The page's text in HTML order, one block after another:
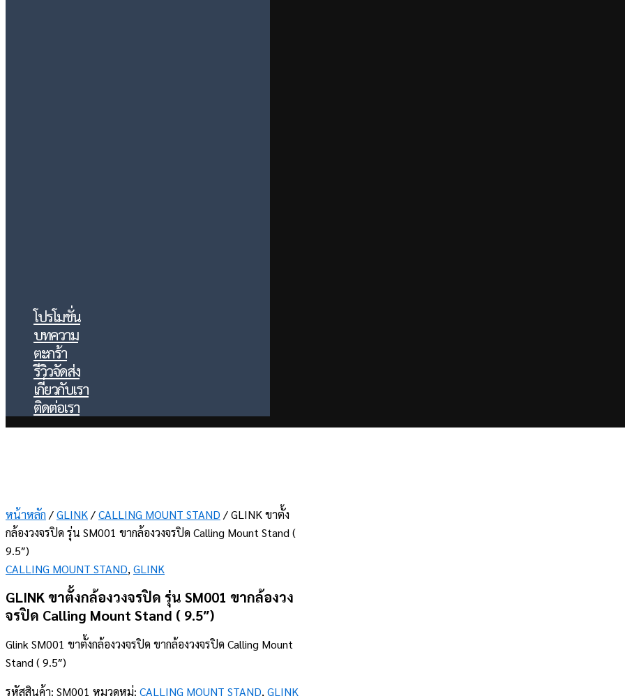
โปรโมชั่น
บทความ
ตะกร้า
รีวิวจัดส่ง
เกี่ยวกับเรา
ติดต่อเรา
หน้าหลัก /GLINK/CALLING MOUNT STAND / GLINK ขาตั้ง
กล้องวงจรปิด รุ่น SM001 ขากล้องวงจรปิด Calling Mount Stand (
9.5″)
CALLING MOUNT STAND,GLINK
GLINK ขาตั้งกล้องวงจรปิด รุ่น SM001 ขากล้องวง
จรปิด Calling Mount Stand ( 9.5″)
Glink SM001 ขาตั้งกล้องวงจรปิด ขากล้องวงจรปิด Calling Mount
Stand ( 9.5″)
รหัสสินค้า: SM001 หมวดหมู่: CALLING MOUNT STAND, GLINK